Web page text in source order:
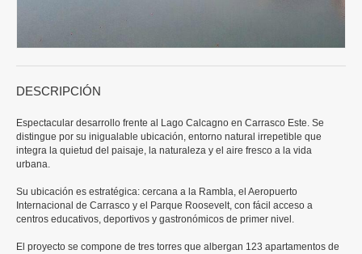
DESCRIPCIÓN
Espectacular desarrollo frente al Lago Calcagno en Carrasco Este. Se
distingue por su inigualable ubicación, entorno natural irrepetible que
integra la quietud del paisaje, la naturaleza y el aire fresco a la vida
urbana.
Su ubicación es estratégica: cercana a la Rambla, el Aeropuerto
Internacional de Carrasco y el Parque Roosevelt, con fácil acceso a
centros educativos, deportivos y gastronómicos de primer nivel.
El proyecto se compone de tres torres que albergan 123 apartamentos de